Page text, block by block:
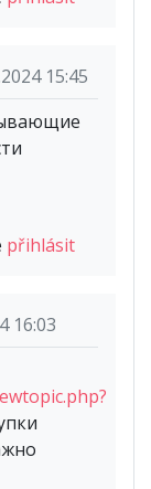
15:45
přihlásit
16:03